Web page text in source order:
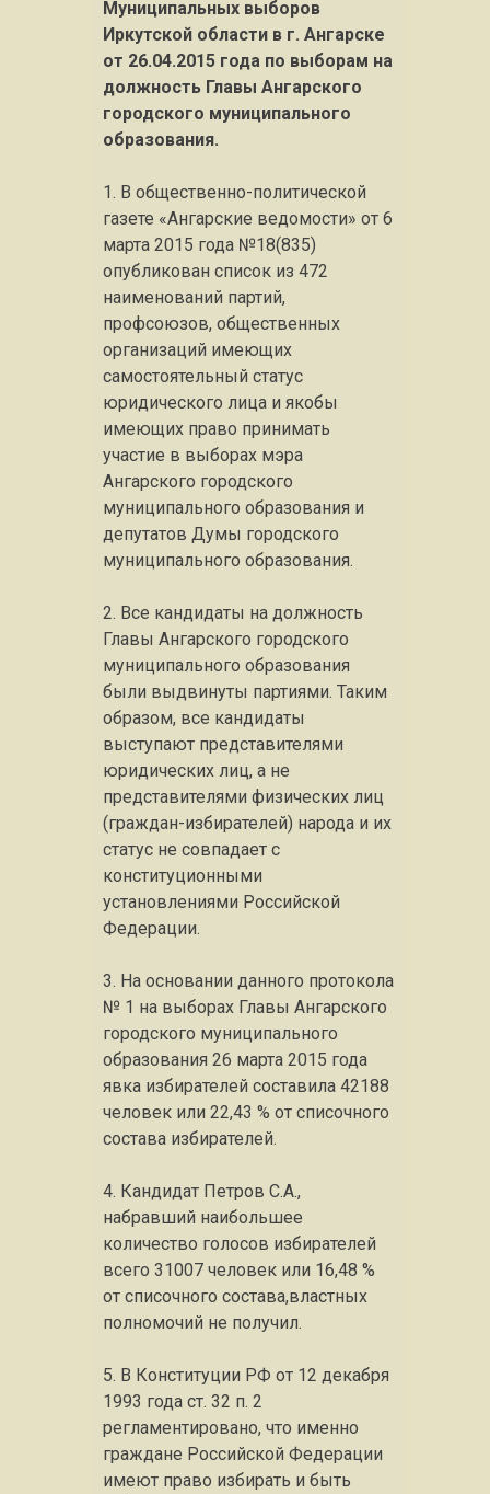
Муниципальных выборов
Иркутской области в г. Ангарске
от 26.04.2015 года по выборам на
должность Главы Ангарского
городского муниципального
образования.
1. В общественно-политической
газете «Ангарские ведомости» от 6
марта 2015 года №18(835)
опубликован список из 472
наименований партий,
профсоюзов, общественных
организаций имеющих
самостоятельный статус
юридического лица и якобы
имеющих право принимать
участие в выборах мэра
Ангарского городского
муниципального образования и
депутатов Думы городского
муниципального образования.
2. Все кандидаты на должность
Главы Ангарского городского
муниципального образования
были выдвинуты партиями. Таким
образом, все кандидаты
выступают представителями
юридических лиц, а не
представителями физических лиц
(граждан-избирателей) народа и их
статус не совпадает с
конституционными
установлениями Российской
Федерации.
3. На основании данного протокола
№ 1 на выборах Главы Ангарского
городского муниципального
образования 26 марта 2015 года
явка избирателей составила 42188
человек или 22,43 % от списочного
состава избирателей.
4. Кандидат Петров С.А.,
набравший наибольшее
количество голосов избирателей
всего 31007 человек или 16,48 %
от списочного состава,властных
полномочий не получил.
5. В Конституции РФ от 12 декабря
1993 года ст. 32 п. 2
регламентировано, что именно
граждане Российской Федерации
имеют право избирать и быть